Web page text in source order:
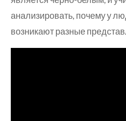
анализировать, почему у
возникают разные